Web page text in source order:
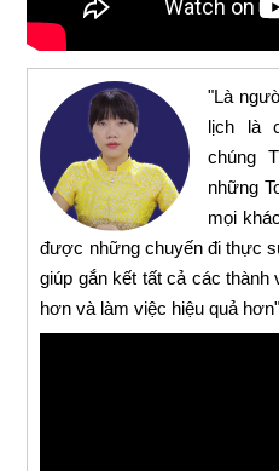
"Là
lịch là
chúng
những
mọi
được những chuyến đi thực
giúp gắn kết tất cả các
hơn và làm việc hiệu quả hơn"